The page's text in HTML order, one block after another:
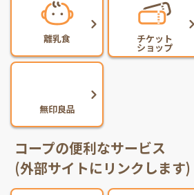
離乳食 チケット
ショップ
無印良品
コープの便利なサービス
(外部サイトにリンクします)